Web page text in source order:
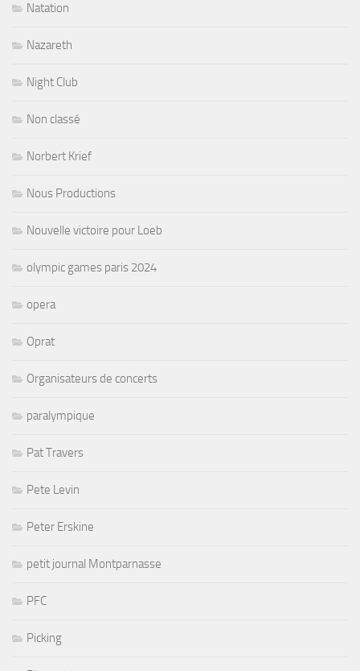
Natation
Nazareth
Night Club
Non classé
Norbert Krief
Nous Productions
Nouvelle victoire pour Loeb
olympic games paris 2024
opera
Oprat
Organisateurs de concerts
paralympique
Pat Travers
Pete Levin
Peter Erskine
petit journal Montparnasse
PFC
Picking